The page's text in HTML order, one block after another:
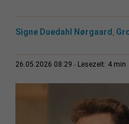
Signe Duedahl Nørgaard ,
26.05.2026 08:29 Lesezeit: 4 min